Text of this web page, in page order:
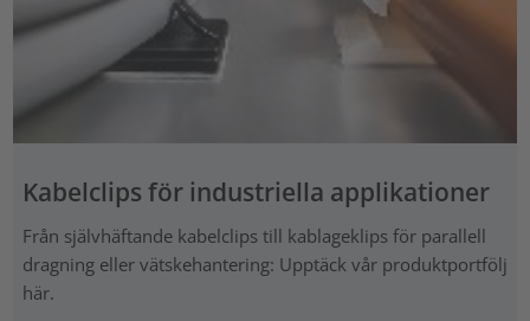
Kabelclips för industriella applikationer
Från självhäftande kabelclips till kablageklips för parallell
dragning eller vätskehantering: Upptäck vår produktportfölj
här.